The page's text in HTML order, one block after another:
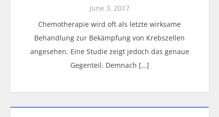
June 3, 2017
Chemotherapie wird oft als letzte wirksame
Behandlung zur Bekämpfung von Krebszellen
angesehen. Eine Studie zeigt jedoch das genaue
Gegenteil. Demnach […]